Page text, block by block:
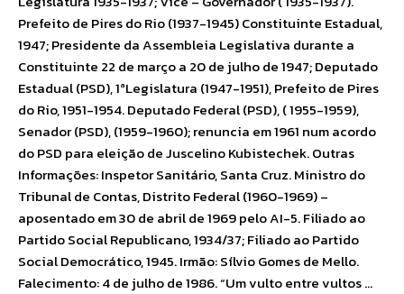
Prefeito de Pires do Rio (1937-1945) Constituinte Estadual,
1947; Presidente da Assembleia Legislativa durante a
Constituinte 22 de março a 20 de julho de 1947; Deputado
Estadual (PSD), 1ªLegislatura (1947-1951), Prefeito de Pires
do Rio, 1951-1954. Deputado Federal (PSD), ( 1955-1959),
Senador (PSD), (1959-1960); renuncia em 1961 num acordo
do PSD para eleição de Juscelino Kubistechek. Outras
Informações: Inspetor Sanitário, Santa Cruz. Ministro do
Tribunal de Contas, Distrito Federal (1960-1969) –
aposentado em 30 de abril de 1969 pelo AI-5. Filiado ao
Partido Social Republicano, 1934/37; Filiado ao Partido
Social Democrático, 1945. Irmão: Sílvio Gomes de Mello.
Falecimento: 4 de julho de 1986. “Um vulto entre vultos …